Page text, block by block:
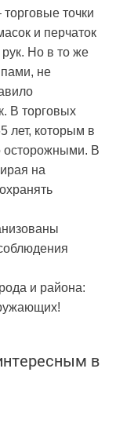
точки
и перчаток
Но в то же
не
В торговых
лет, которым в
осторожными. В
на
и района:
в